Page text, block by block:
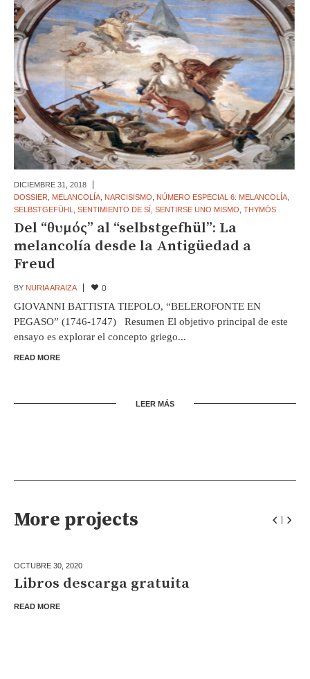
DICIEMBRE 31, 2018
DOSSIER
MELANCOLÍA, NARCISISMO NÚMERO ESPECIAL 6: MELANCOLÍA,
SELBSTGEFÜHL
SENTIMIENTO DE SÍ SENTIRSE UNO MISMO THYMÓS
Del “θυμός” al “selbstgefhül”: La
melancolía desde la Antigüedad a
Freud
BY NURIA ARAIZA 0
GIOVANNI BATTISTA TIEPOLO, “BELEROFONTE EN
PEGASO” (1746-1747) Resumen El objetivo principal de este
ensayo es explorar el concepto griego...
READ MORE
LEER MÁS
More projects
OCTUBRE 30, 2020
Libros descarga gratuita
READ MORE